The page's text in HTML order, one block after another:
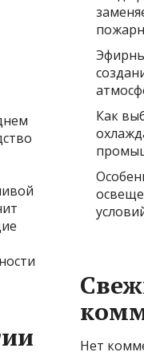
Как
Нет